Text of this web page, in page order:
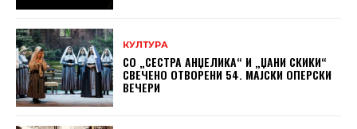
КУЛТУРА
СО „СЕСТРА АНЏЕЛИКА“ И „ЏАНИ СКИКИ“
СВЕЧЕНО ОТВОРЕНИ 54. МАЈСКИ ОПЕРСКИ
ВЕЧЕРИ